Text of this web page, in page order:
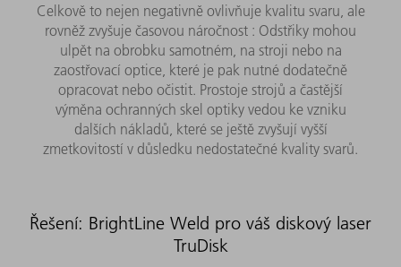
Celkově to nejen negativně ovlivňuje kvalitu svaru, ale
rovněž zvyšuje časovou náročnost : Odstřiky mohou
ulpět na obrobku samotném, na stroji nebo na
zaostřovací optice, které je pak nutné dodatečně
opracovat nebo očistit. Prostoje strojů a častější
výměna ochranných skel optiky vedou ke vzniku
dalších nákladů, které se ještě zvyšují vyšší
zmetkovitostí v důsledku nedostatečné kvality svarů.
Řešení: BrightLine Weld pro váš diskový laser
TruDisk